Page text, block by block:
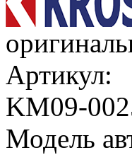
Артикул:
KM09-
Модель